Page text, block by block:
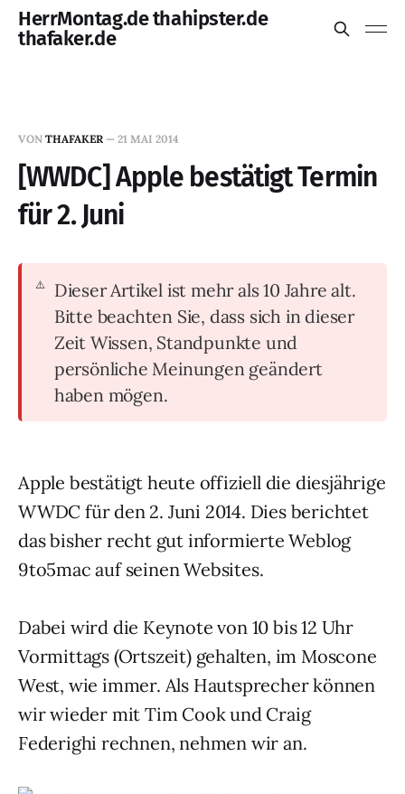
HerrMontag.de thahipster.de
thafaker.de
VON THAFAKER — 21 MAI 2014
[WWDC] Apple bestätigt Termin
für 2. Juni
Dieser Artikel ist mehr als 10 Jahre alt.
Bitte beachten Sie, dass sich in dieser
Zeit Wissen, Standpunkte und
persönliche Meinungen geändert
haben mögen.
Apple bestätigt heute offiziell die diesjährige
WWDC für den 2. Juni 2014. Dies berichtet
das bisher recht gut informierte Weblog
9to5mac auf seinen Websites.
Dabei wird die Keynote von 10 bis 12 Uhr
Vormittags (Ortszeit) gehalten, im Moscone
West, wie immer. Als Hautsprecher können
wir wieder mit Tim Cook und Craig
Federighi rechnen, nehmen wir an.